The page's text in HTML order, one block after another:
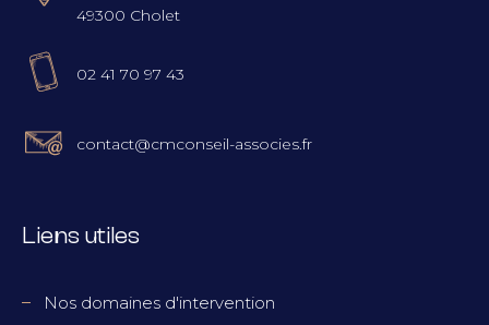
49300 Cholet
02 41 70 97 43
contact@cmconseil-associes.fr
Liens utiles
Nos domaines d'intervention